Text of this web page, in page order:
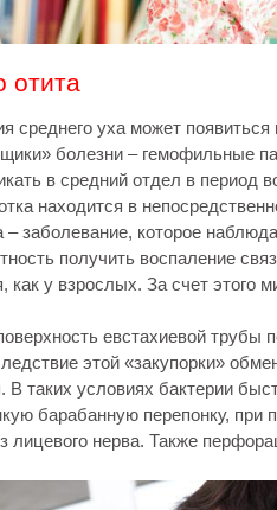
отита
среднего уха может
болезни – гемофильные
в средний отдел в период
находится в
заболевание, которое
получить воспаление
как у взрослых. За счет этого
евстахиевой трубы
этой «закупорки»
таких условиях бактерии
барабанную перепонку,
лицевого нерва. Также